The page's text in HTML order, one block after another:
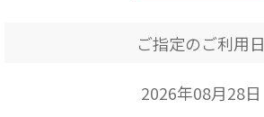
ご指定のご利用日
2026年08月28日